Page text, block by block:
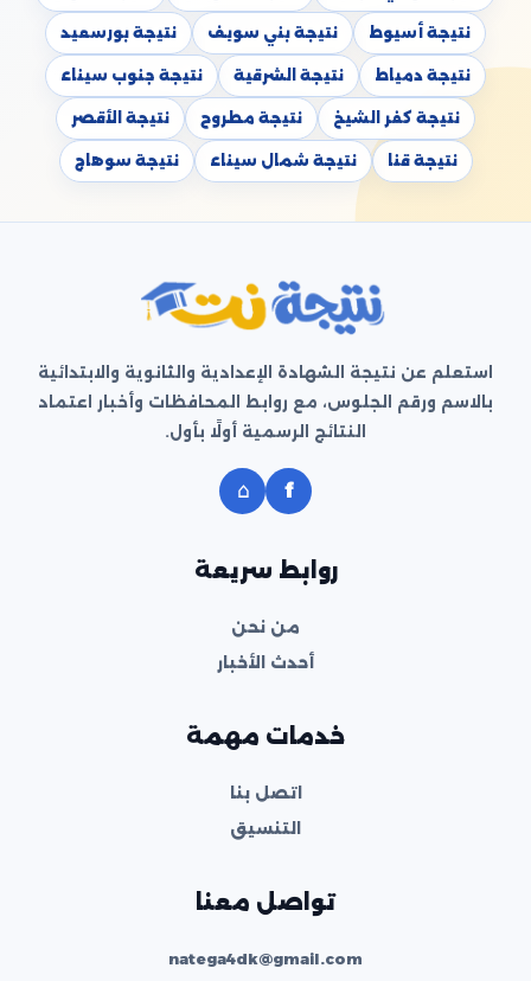
نتيجة أسيوط نتيجة بني سويف نتيجة بورسعيد
نتيجة دمياط نتيجة الشرقية نتيجة جنوب سيناء
نتيجة كفر الشيخ نتيجة مطروح نتيجة الأقصر
نتيجة قنا نتيجة شمال سيناء نتيجة سوهاج
استعلم عن نتيجة الشهادة الإعدادية والثانوية والابتدائية
بالاسم ورقم الجلوس، مع روابط المحافظات وأخبار اعتماد
النتائج الرسمية أولًا بأول.
f
⌂
روابط سريعة
من نحن
أحدث الأخبار
خدمات مهمة
اتصل بنا
التنسيق
تواصل معنا
natega4dk@gmail.com